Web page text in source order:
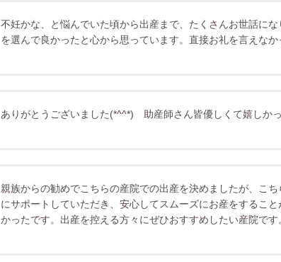
不妊かな、と悩んでいた頃から出産まで、たくさんお世話に
を選んで良かったと心から思っています。直接お礼を言えな
ありがとうございました(*^^*) 助産師さん皆優しくて嬉しか
親族からの勧めでこちらの産院での出産を決めましたが、こ
にサポートしていただき、安心してスムーズにお産をするこ
かったです。出産を控える方々にぜひおすすめしたい産院です